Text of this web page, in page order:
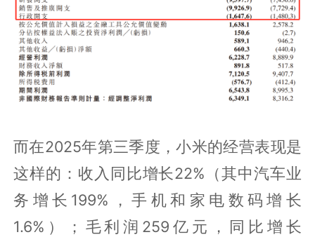
而在2025年第三季度，小米的经营表现是
这样的：收入同比增长22%（其中汽车业
务增长199%，手机和家电数码增长
1.6%）；毛利润259亿元，同比增长